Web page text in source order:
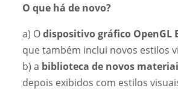
O que há de novo?
a) Odispositivo gráfico OpenGL
que também inclui novos estilos
b) a biblioteca de novos
depois exibidos com estilos